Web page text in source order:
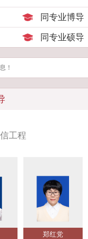
同专业博导
同专业硕导
工程
郑红党